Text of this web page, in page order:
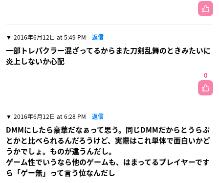
2016年6月12日 at 5:49 PM 返信
一部トレパクラー混ざってるからまた刀剣乱舞のときみたいに
炎上しないか心配
0
2016年6月12日 at 6:28 PM 返信
DMMにしたら豪華だなぁって思う。同じDMMだからとうらぶ
とかと比べられるんだろうけど、実際はこれ単体で面白いかど
うかでしょ。ものが違うんだし。
ゲーム性でいうなら他のゲームも、はまってるプレイヤーです
ら「ゲー無」って言う位なんだし